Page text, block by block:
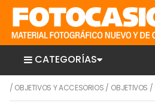
CATEGORÍAS
/ OBJETIVOS Y ACCESORIOS / OBJETIVOS /